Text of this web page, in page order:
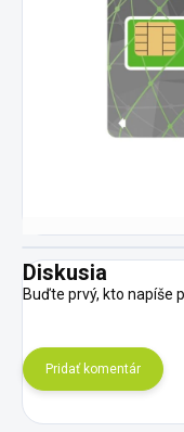
Diskusia
Buďte prvý, kto napíše
Pridať komentár